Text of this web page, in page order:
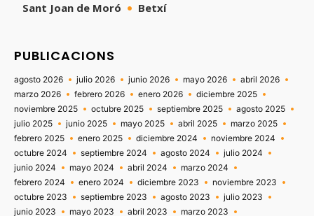
Sant Joan de Moró
Betxí
PUBLICACIONS
agosto 2026 julio 2026 junio 2026 mayo 2026
abril 2026
marzo 2026
febrero 2026 enero 2026
diciembre 2025
noviembre 2025
octubre 2025 septiembre 2025
agosto 2025
julio 2025
junio 2025 mayo 2025 abril 2025
marzo 2025
febrero 2025
enero 2025 diciembre 2024
noviembre 2024
octubre 2024
septiembre 2024 agosto 2024
julio 2024
junio 2024
mayo 2024 abril 2024
marzo 2024
febrero 2024
enero 2024 diciembre 2023
noviembre 2023
octubre 2023
septiembre 2023 agosto 2023
julio 2023
junio 2023
mayo 2023 abril 2023
marzo 2023